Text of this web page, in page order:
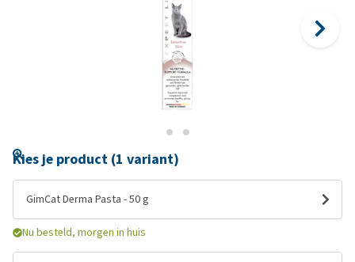
Kies je product (1 variant)
GimCat Derma Pasta - 50 g
Nu besteld, morgen in huis